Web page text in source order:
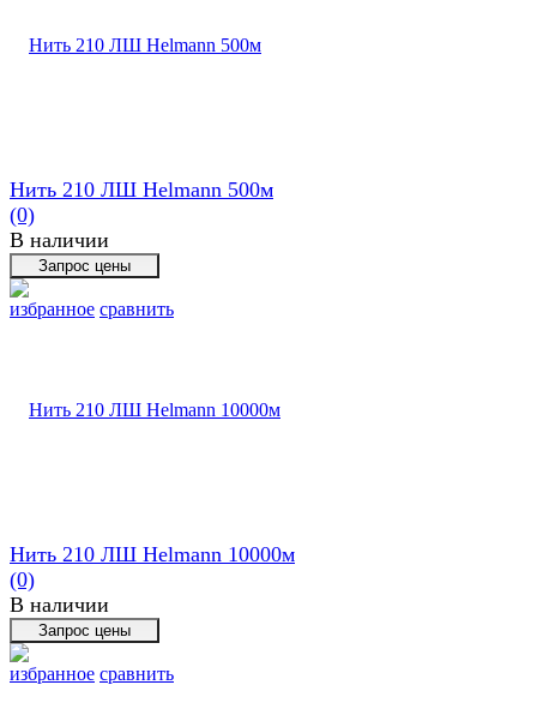
избранное сравнить
Нить 210 ЛШ Helmann 500м
(0)
В наличии
избранное сравнить
Нить 210 ЛШ Helmann 10000м
(0)
В наличии